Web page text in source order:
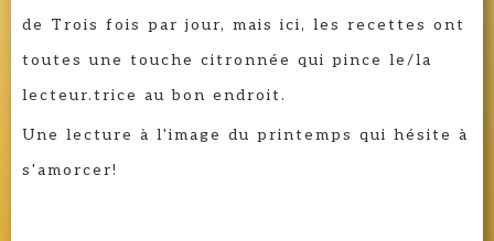
de Trois fois par jour, mais ici, les recettes ont
toutes une touche citronnée qui pince le/la
lecteur.trice au bon endroit.
Une lecture à l'image du printemps qui hésite à
s'amorcer!